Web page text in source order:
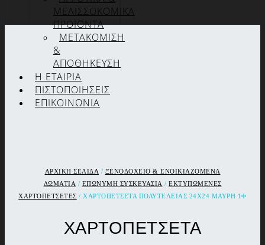
ΜΕΛΙΣΣΟΚΟΜΙΚΑ
ΠΡΟΪΟΝΤΑ
ΜΕΤΑΚΟΜΙΣΗ
&
ΑΠΟΘΗΚΕΥΣΗ
Η ΕΤΑΙΡΊΑ
ΠΙΣΤΟΠΟΙΉΣΕΙΣ
ΕΠΙΚΟΙΝΩΝΊΑ
ΑΡΧΙΚΉ ΣΕΛΊΔΑ / ΞΕΝΟΔΟΧΕΙΟ & ΕΝΟΙΚΙΑΖΟΜΕΝΑ
ΔΩΜΑΤΙΑ / ΕΠΩΝΥΜΗ ΣΥΣΚΕΥΑΣΙΑ / ΕΚΤΥΠΩΜΕΝΕΣ
ΧΑΡΤΟΠΕΤΣΕΤΕΣ / ΧΑΡΤΟΠΕΤΣΕΤΑ ΠΟΛΥΤΕΛΕΙΑΣ 24Χ24 ΜΑΥΡΗ 1Φ
ΧΑΡΤΟΠΕΤΣΕΤΑ